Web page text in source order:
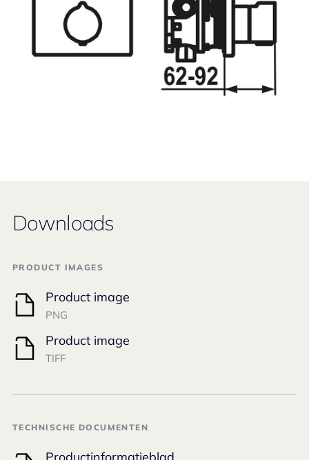
Downloads
PRODUCT IMAGES
Product image
PNG
Product image
TIFF
TECHNISCHE DOCUMENTEN